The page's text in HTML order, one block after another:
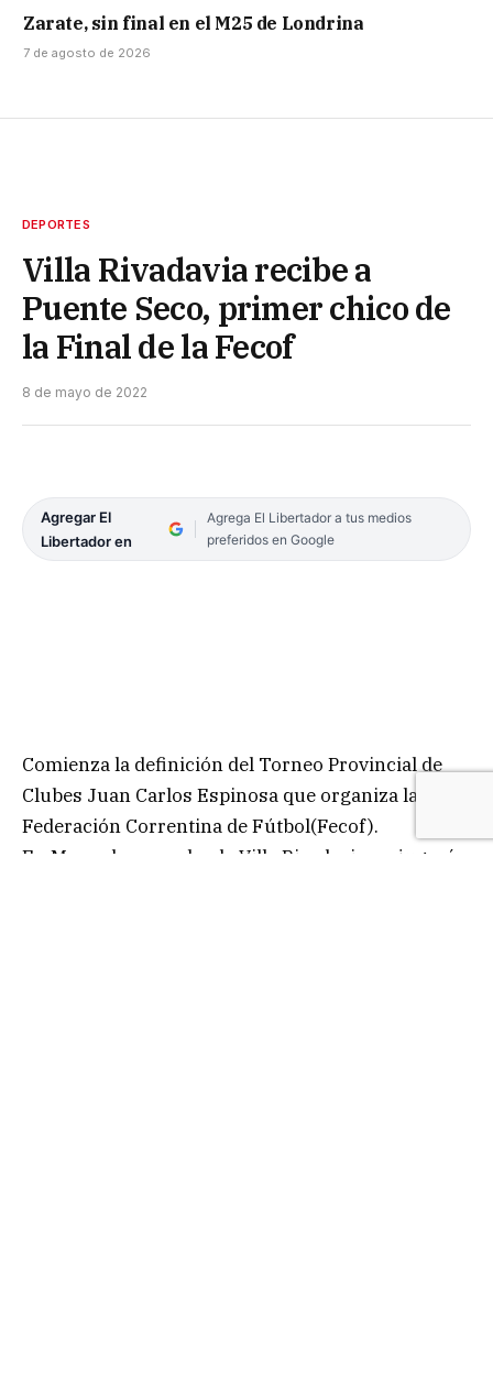
Zarate, sin final en el M25 de Londrina
7 de agosto de 2026
DEPORTES
Villa Rivadavia recibe a
Puente Seco, primer chico de
la Final de la Fecof
8 de mayo de 2022
Agregar El
Libertador en
Agrega El Libertador a tus medios
preferidos en Google
Comienza la definición del Torneo Provincial de
Clubes Juan Carlos Espinosa que organiza la
Federación Correntina de Fútbol(Fecof).
En Mercedes, cancha de Villa Rivadavia, se jugará